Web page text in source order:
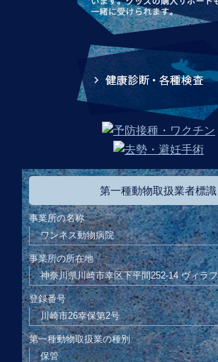
第一種動物取扱業者標識
事業所の名称
ワンネス動物病院
事業所の所在地
神奈川県川崎市幸区下平間252-14 ヴィラ
登録番号
川崎市26幸保第2号
第一種動物取扱業の種別
保管